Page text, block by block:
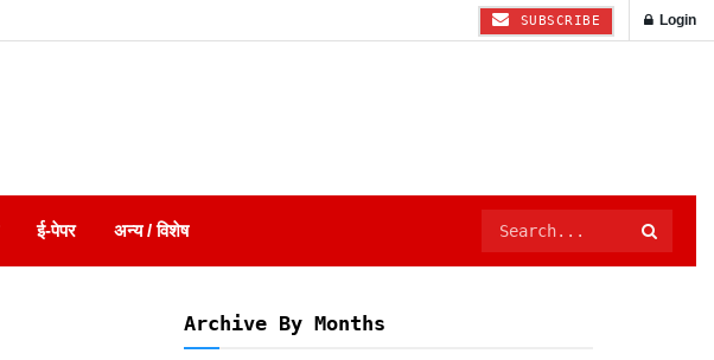
SUBSCRIBE Login
ई-पेपर अन्य / विशेष
Archive By Months